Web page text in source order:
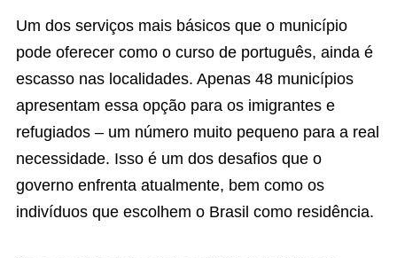
Um dos serviços mais básicos que o município
pode oferecer como o curso de português, ainda é
escasso nas localidades. Apenas 48 municípios
apresentam essa opção para os imigrantes e
refugiados – um número muito pequeno para a real
necessidade. Isso é um dos desafios que o
governo enfrenta atualmente, bem como os
indivíduos que escolhem o Brasil como residência.